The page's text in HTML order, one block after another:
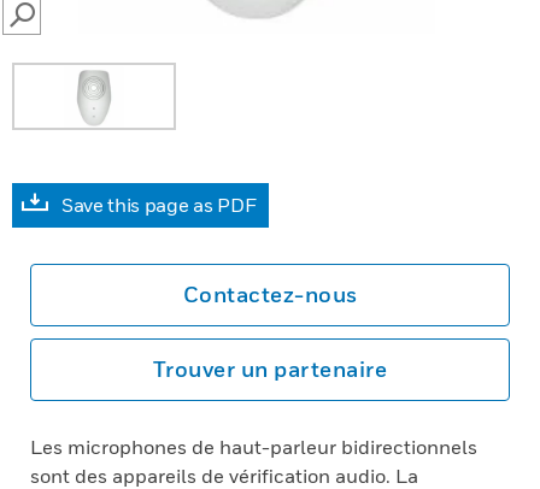
SEARCH
Save this page as PDF
Contactez-nous
Trouver un partenaire
Les microphones de haut-parleur bidirectionnels
sont des appareils de vérification audio. La